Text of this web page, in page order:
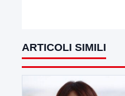
ARTICOLI SIMILI